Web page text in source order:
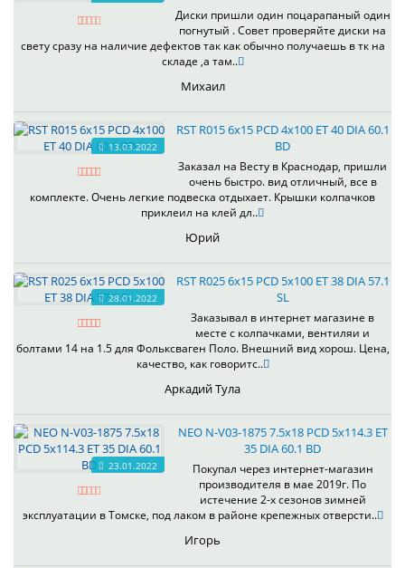
Диски пришли один поцарапаный один
погнутый . Совет проверяйте диски на
свету сразу на наличие дефектов так как обычно получаешь в тк на
складе ,а там..
Михаил
13.03.2022
RST R015 6x15 PCD 4x100 ET 40 DIA 60.1
BD
Заказал на Весту в Краснодар, пришли
очень быстро. вид отличный, все в
комплекте. Очень легкие подвеска отдыхает. Крышки колпачков
приклеил на клей дл..
Юрий
28.01.2022
RST R025 6x15 PCD 5x100 ET 38 DIA 57.1
SL
Заказывал в интернет магазине в
месте с колпачками, вентиляи и
болтами 14 на 1.5 для Фольксваген Поло. Внешний вид хорош. Цена,
качество, как говоритс..
Аркадий Тула
23.01.2022
NEO N-V03-1875 7.5x18 PCD 5x114.3 ET
35 DIA 60.1 BD
Покупал через интернет-магазин
производителя в мае 2019г. По
истечение 2-х сезонов зимней
эксплуатации в Томске, под лаком в районе крепежных отверсти..
Игорь